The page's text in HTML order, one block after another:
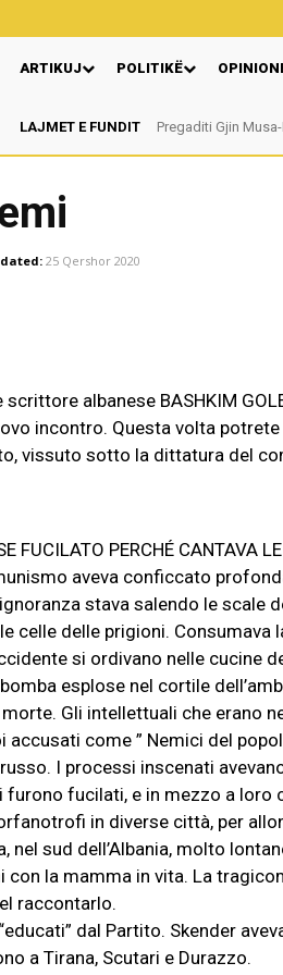
ARTIKUJ POLITIKË
LAJMET E FUNDITPregaditi Gjin Musa-
Nga: Ndue Dedaj
25 Qershor 2020
albanese BASHKIM
incontro. Questa volta
vissuto sotto la dittatura del
FUCILATO PERCHÉ CANTAVA
aveva conficcato
stava salendo le scale
celle delle prigioni. Consumava
si ordivano nelle cucine
esplose nel cortile
Gli intellettuali che erano
come ” Nemici del
I processi inscenati
fucilati, e in mezzo a loro
in diverse città, per
nel sud dell’Albania, molto
con la mamma in vita. La
raccontarlo.
dal Partito. Skender
a Tirana, Scutari e Durazzo.